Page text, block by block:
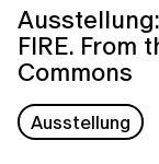
Ausstellung:
FIRE. From
Commons
Ausstellung